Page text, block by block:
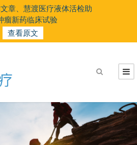
章、慧渡医疗液体活检助
瘤新药临床试验
查看原文